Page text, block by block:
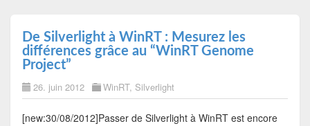
De Silverlight à WinRT : Mesurez les
différences grâce au “WinRT Genome
Project”
26. juin 2012 WinRT, Silverlight
[new:30/08/2012]Passer de Silverlight à WinRT est encore